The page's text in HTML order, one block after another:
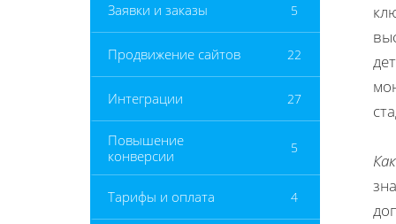
Заявки и заказы 5
Продвижение сайтов 22
Интеграции 27
Повышение
конверсии
5
Тарифы и оплата 4